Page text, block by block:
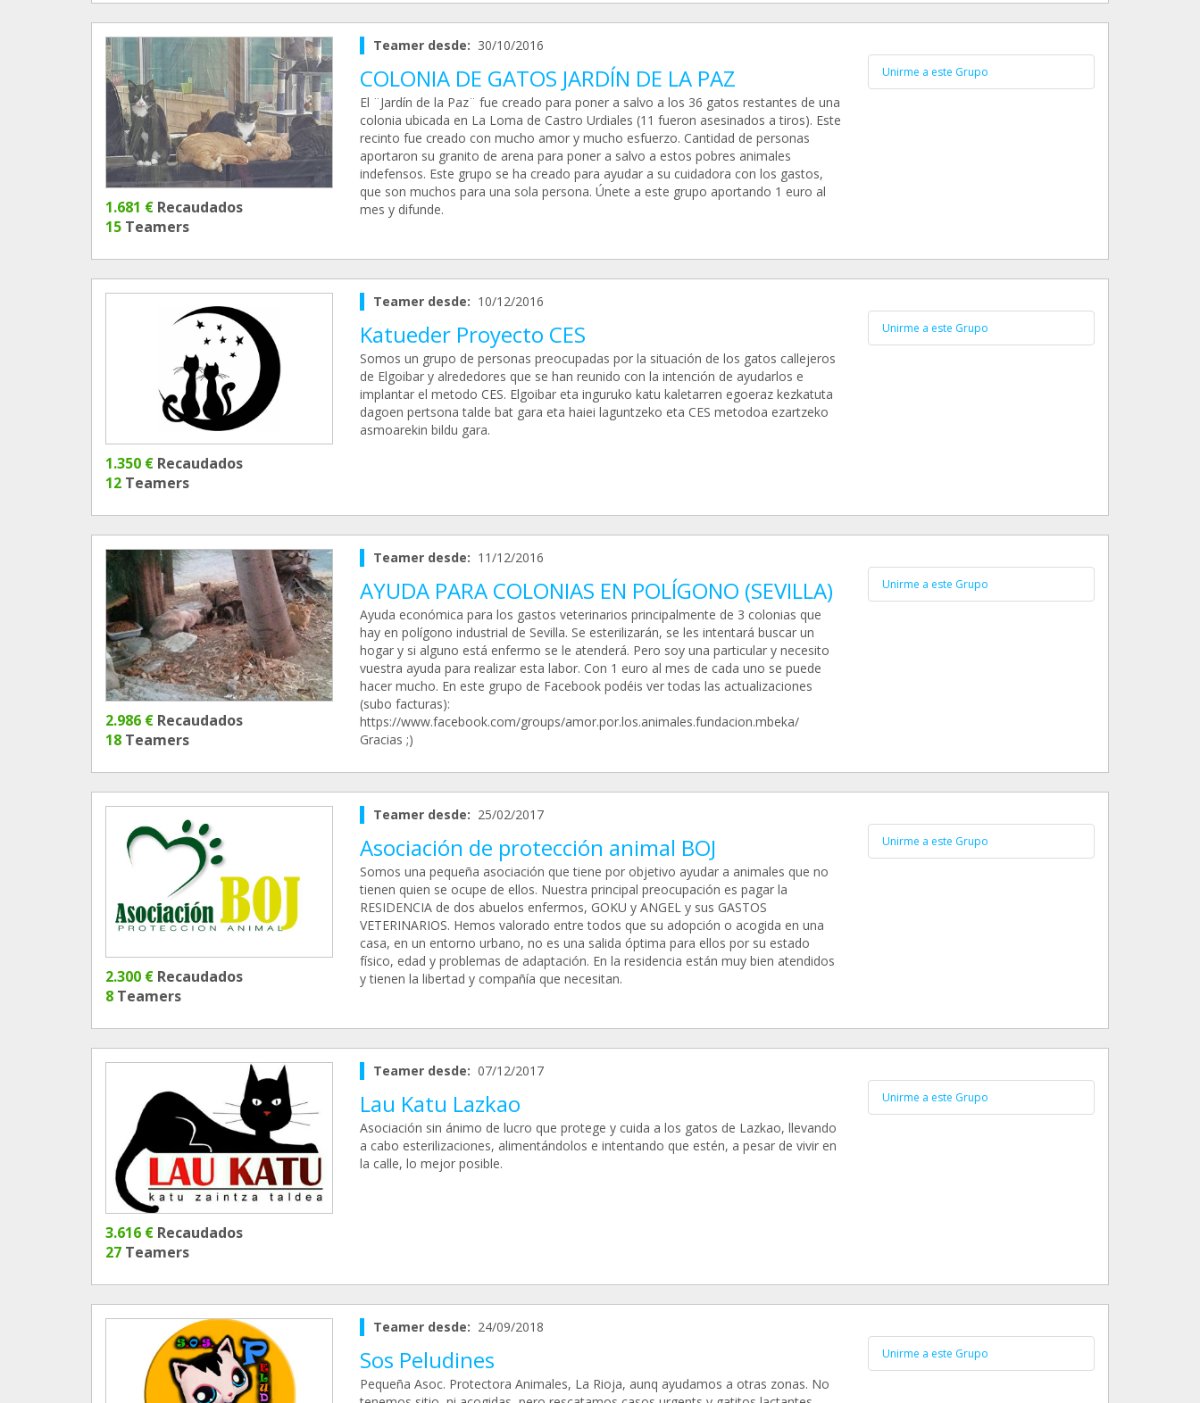
1.681 € Recaudados
15 Teamers
Teamer desde: 30/10/2016
COLONIA DE GATOS JARDÍN DE LA PAZ
El ¨Jardín de la Paz¨ fue creado para poner a salvo a los 36 gatos restantes de una
colonia ubicada en La Loma de Castro Urdiales (11 fueron asesinados a tiros). Este
recinto fue creado con mucho amor y mucho esfuerzo. Cantidad de personas
aportaron su granito de arena para poner a salvo a estos pobres animales
indefensos. Este grupo se ha creado para ayudar a su cuidadora con los gastos,
que son muchos para una sola persona. Únete a este grupo aportando 1 euro al
mes y difunde.
Unirme a este Grupo
1.350 € Recaudados
12 Teamers
Teamer desde: 10/12/2016
Katueder Proyecto CES
Somos un grupo de personas preocupadas por la situación de los gatos callejeros
de Elgoibar y alrededores que se han reunido con la intención de ayudarlos e
implantar el metodo CES. Elgoibar eta inguruko katu kaletarren egoeraz kezkatuta
dagoen pertsona talde bat gara eta haiei laguntzeko eta CES metodoa ezartzeko
asmoarekin bildu gara.
Unirme a este Grupo
2.986 € Recaudados
18 Teamers
Teamer desde: 11/12/2016
AYUDA PARA COLONIAS EN POLÍGONO (SEVILLA)
Ayuda económica para los gastos veterinarios principalmente de 3 colonias que
hay en polígono industrial de Sevilla. Se esterilizarán, se les intentará buscar un
hogar y si alguno está enfermo se le atenderá. Pero soy una particular y necesito
vuestra ayuda para realizar esta labor. Con 1 euro al mes de cada uno se puede
hacer mucho. En este grupo de Facebook podéis ver todas las actualizaciones
(subo facturas):
https://www.facebook.com/groups/amor.por.los.animales.fundacion.mbeka/
Gracias ;)
Unirme a este Grupo
2.300 € Recaudados
8 Teamers
Teamer desde: 25/02/2017
Asociación de protección animal BOJ
Somos una pequeña asociación que tiene por objetivo ayudar a animales que no
tienen quien se ocupe de ellos. Nuestra principal preocupación es pagar la
RESIDENCIA de dos abuelos enfermos, GOKU y ANGEL y sus GASTOS
VETERINARIOS. Hemos valorado entre todos que su adopción o acogida en una
casa, en un entorno urbano, no es una salida óptima para ellos por su estado
físico, edad y problemas de adaptación. En la residencia están muy bien atendidos
y tienen la libertad y compañía que necesitan.
Unirme a este Grupo
3.616 € Recaudados
27 Teamers
Teamer desde: 07/12/2017
Lau Katu Lazkao
Asociación sin ánimo de lucro que protege y cuida a los gatos de Lazkao, llevando
a cabo esterilizaciones, alimentándolos e intentando que estén, a pesar de vivir en
la calle, lo mejor posible.
Unirme a este Grupo
Teamer desde: 24/09/2018
Sos Peludines
Pequeña Asoc. Protectora Animales, La Rioja, aunq ayudamos a otras zonas. No
Unirme a este Grupo